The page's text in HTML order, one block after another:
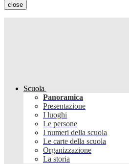
close
Scuola
Panoramica
Presentazione
I luoghi
Le persone
I numeri della scuola
Le carte della scuola
Organizzazione
La storia